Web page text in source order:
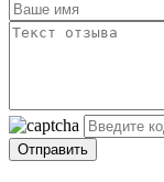
Отправить